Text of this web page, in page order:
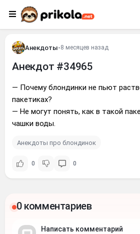
Перейти к контенту
Анекдоты•8 месяцев назад
Анекдот #34965
— Почему блондинки не пьют
пакетиках?
— Hе могут понять, как в такой
чашки воды.
Анекдоты про блондинок
0 0
0 комментариев
Написать комментарий